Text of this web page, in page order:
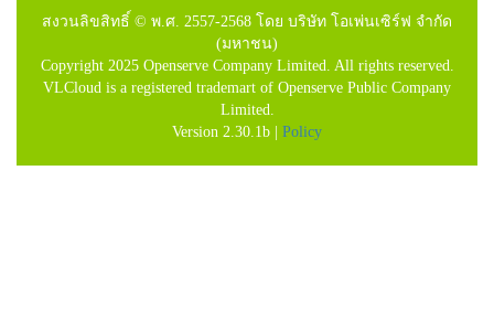
สงวนลิขสิทธิ์ © พ.ศ. 2557-2568 โดย บริษัท โอเพ่นเซิร์ฟ จำกัด
(มหาชน)
Copyright 2025 Openserve Company Limited. All rights reserved.
VLCloud is a registered trademart of Openserve Public Company
Limited.
Version 2.30.1b | Policy